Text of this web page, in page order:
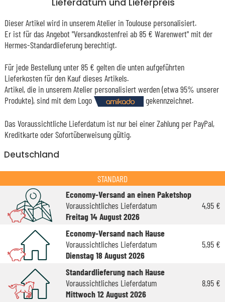
Lieferdatum und Lieferpreis
Dieser Artikel wird in unserem Atelier in Toulouse personalisiert.
Er ist für das Angebot "Versandkostenfrei ab 85 € Warenwert" mit der
Hermes-Standardlieferung berechtigt.
Für jede Bestellung unter 85 € gelten die unten aufgeführten
Lieferkosten für den Kauf dieses Artikels.
Artikel, die in unserem Atelier personalisiert werden (etwa 95% unserer
Produkte), sind mit dem Logo
gekennzeichnet.
Das Voraussichtliche Lieferdatum ist nur bei einer Zahlung per PayPal,
Kreditkarte oder Sofortüberweisung gültig.
Deutschland
STANDARD
Economy-Versand an einen Paketshop
Voraussichtliches Lieferdatum
Freitag 14 August 2026
4,95 €
Economy-Versand nach Hause
Voraussichtliches Lieferdatum
Dienstag 18 August 2026
5,95 €
Standardlieferung nach Hause
Voraussichtliches Lieferdatum
Mittwoch 12 August 2026
8,95 €